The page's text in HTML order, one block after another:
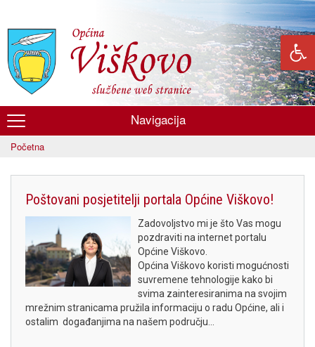
glavni
sadržaj
Općina
Viškovo
Navigacija
Početna
Poštovani posjetitelji portala Općine Viškovo!
Zadovoljstvo mi je što Vas mogu
pozdraviti na internet portalu
Općine Viškovo.
Općina Viškovo koristi mogućnosti
suvremene tehnologije kako bi
svima zainteresiranima na svojim
mrežnim stranicama pružila informaciju o radu Općine, ali i
ostalim događanjima na našem području...